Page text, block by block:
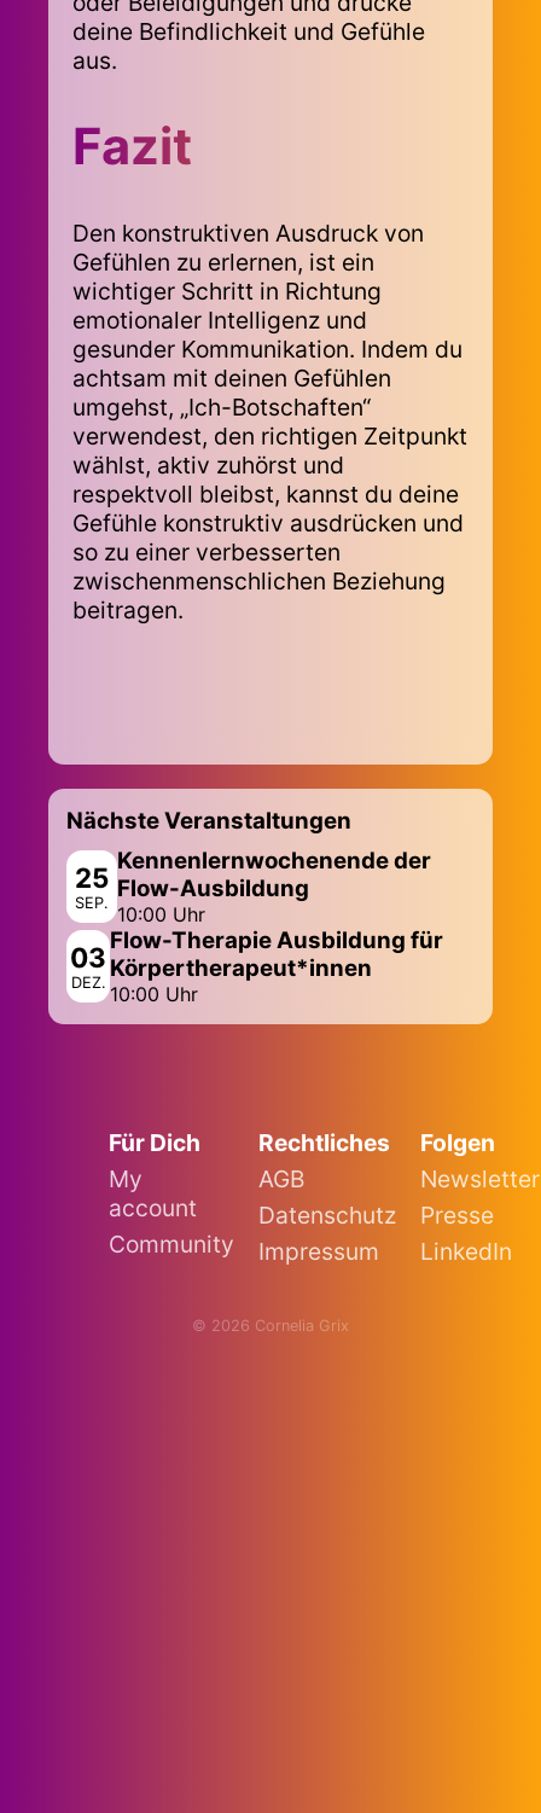
deine Befindlichkeit und Gefühle
aus.
Fazit
Den konstruktiven Ausdruck von
Gefühlen zu erlernen, ist ein
wichtiger Schritt in Richtung
emotionaler Intelligenz und
gesunder Kommunikation. Indem du
achtsam mit deinen Gefühlen
umgehst, „Ich-Botschaften“
verwendest, den richtigen Zeitpunkt
wählst, aktiv zuhörst und
respektvoll bleibst, kannst du deine
Gefühle konstruktiv ausdrücken und
so zu einer verbesserten
zwischenmenschlichen Beziehung
beitragen.
Nächste Veranstaltungen
25
SEP.
Kennenlernwochenende der
Flow-Ausbildung
10:00 Uhr
03
DEZ.
Flow-Therapie Ausbildung für
Körpertherapeut*innen
10:00 Uhr
Für Dich
My
account
Community
Rechtliches
AGB
Datenschutz
Impressum
Folgen
Newsletter
Presse
LinkedIn
© 2026 Cornelia Grix